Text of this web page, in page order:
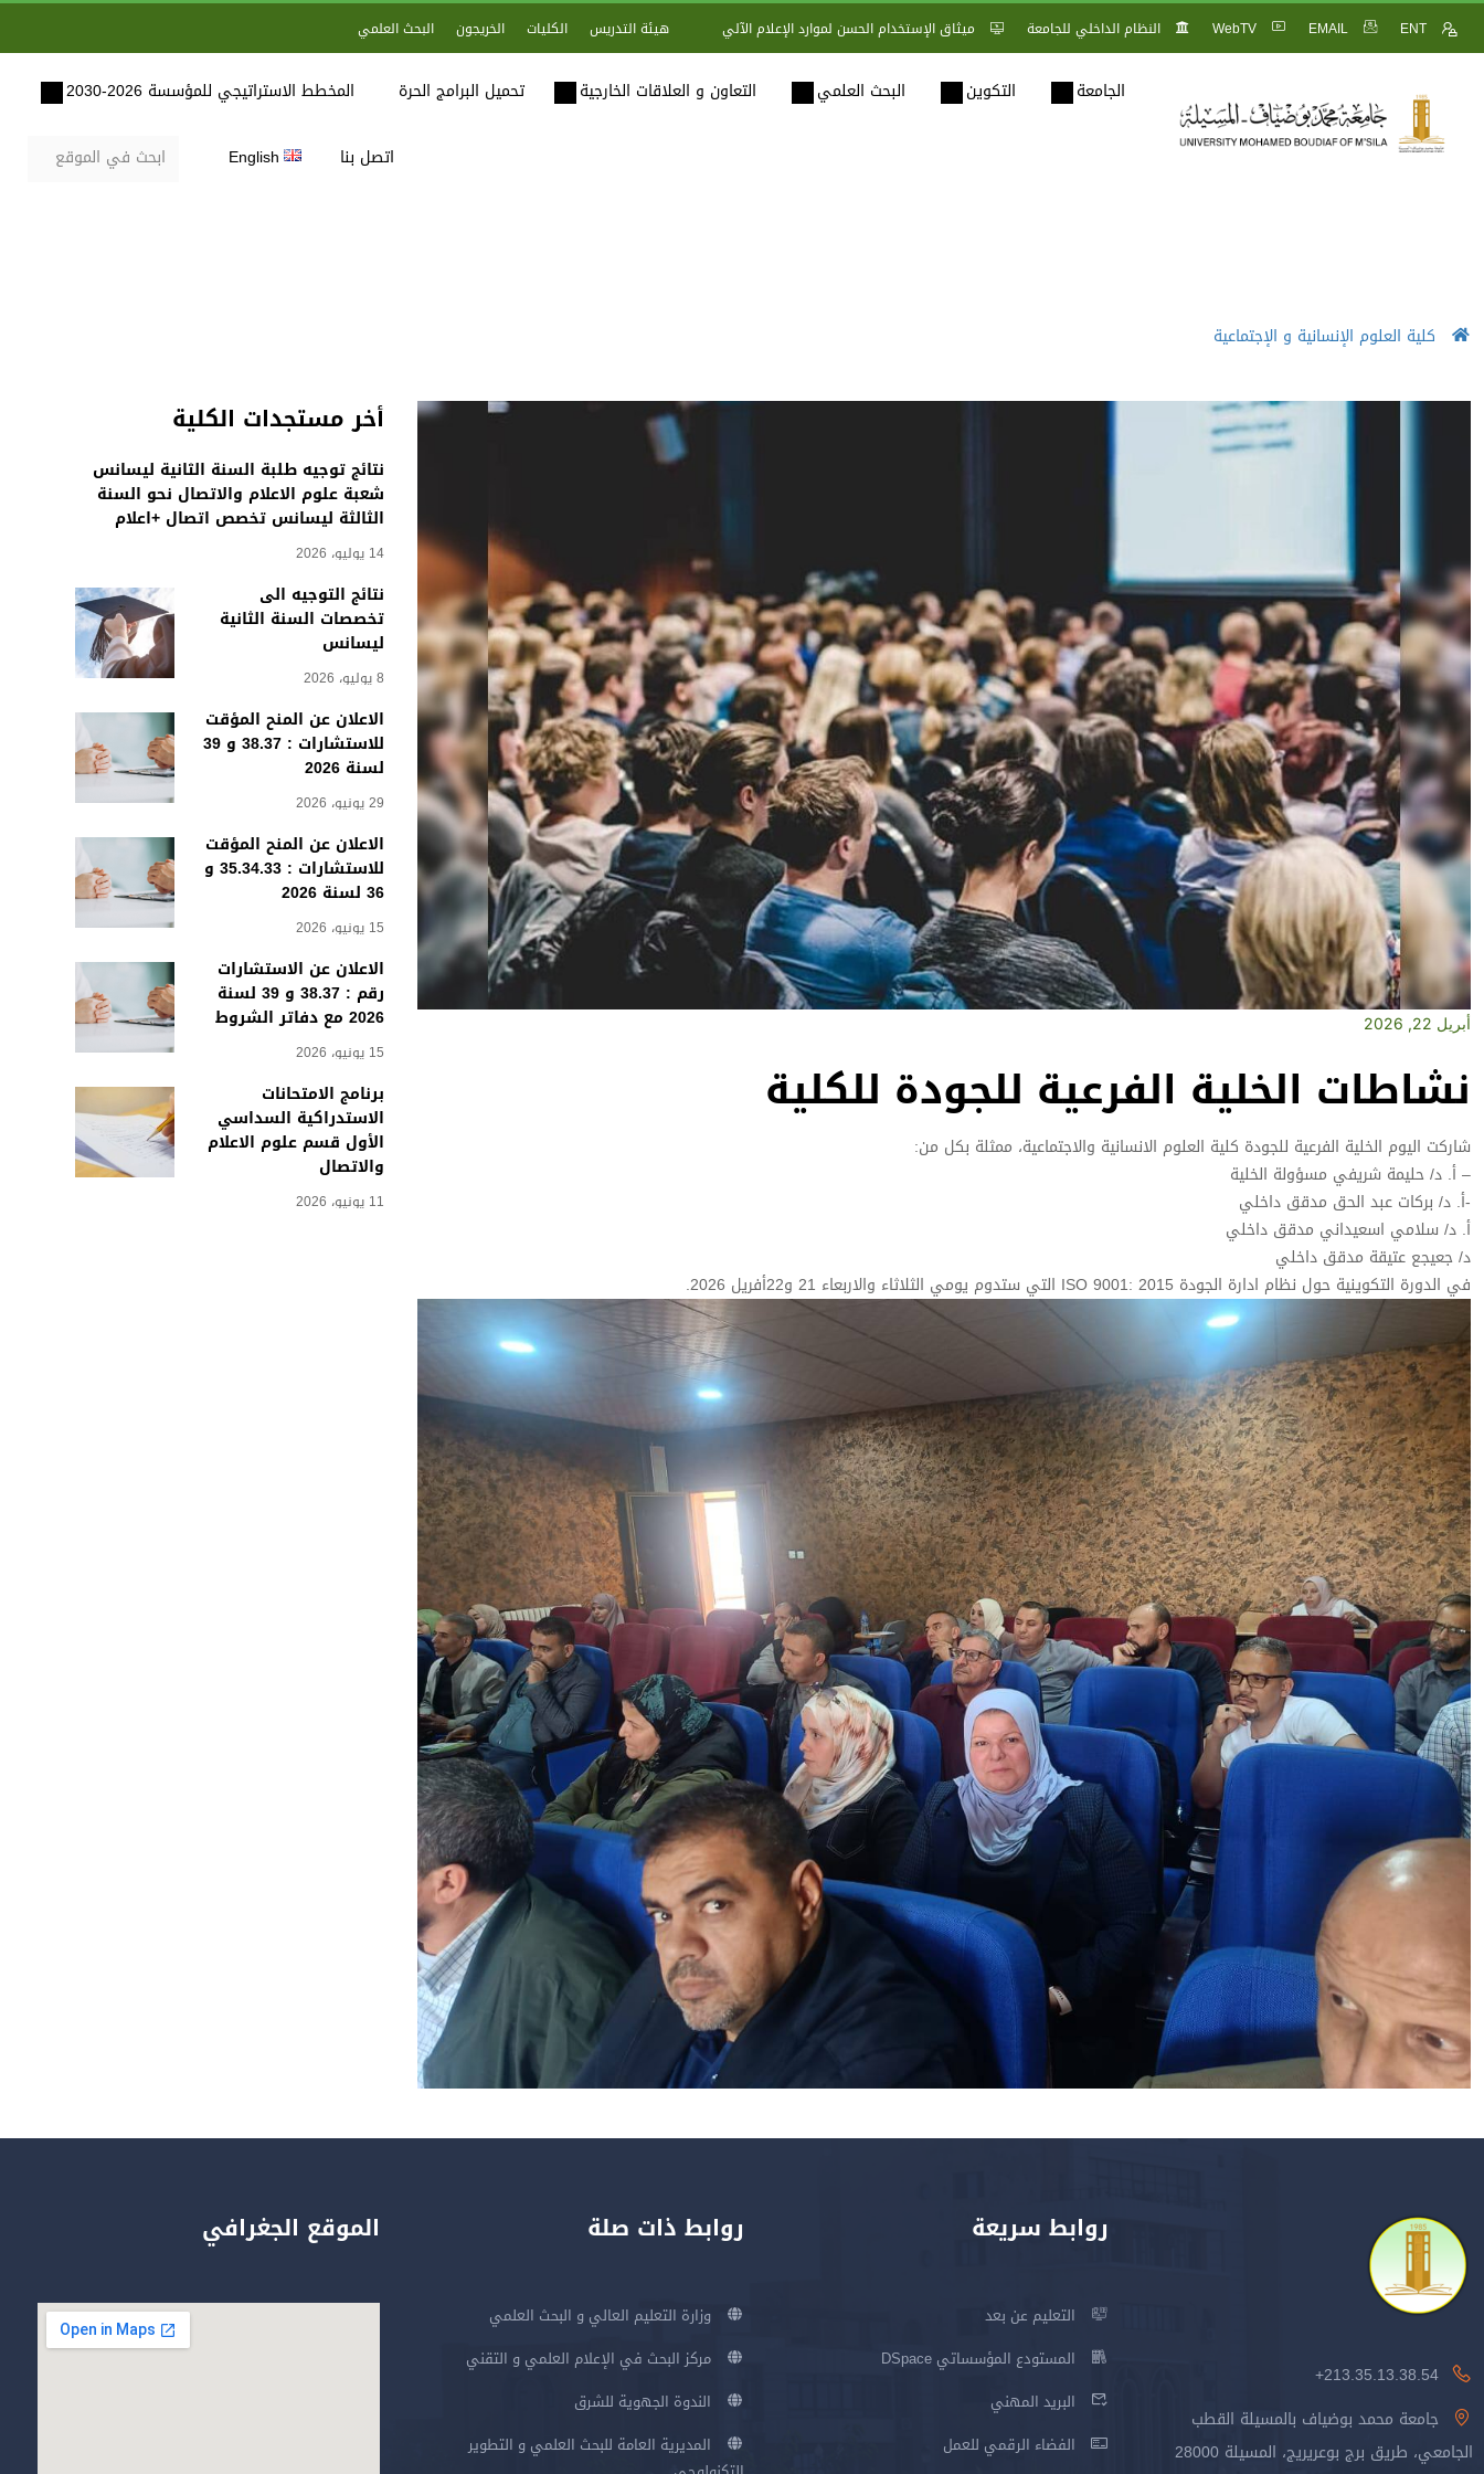
ENT
EMAIL
WebTV النظام الداخلي للجامعة ميثاق الإستخدام الحسن لموارد الإعلام الآلي هيئة التدريس الكليات الخريجون البحث العلمي
الجامعة التكوين البحث العلمي التعاون و العلاقات الخارجية تحميل البرامج الحرة المخطط الاستراتيجي للمؤسسة 2026-2030
اتصل بنا English
كلية العلوم الإنسانية و الإجتماعية
أخر مستجدات الكلية
نتائج توجيه طلبة السنة الثانية ليسانس
شعبة علوم الاعلام والاتصال نحو السنة
الثالثة ليسانس تخصص اتصال +اعلام
14 يوليو، 2026
نتائج التوجيه الى
تخصصات السنة الثانية
ليسانس
8 يوليو، 2026
الاعلان عن المنح المؤقت
للاستشارات : 38.37 و 39
لسنة 2026
29 يونيو، 2026
الاعلان عن المنح المؤقت
للاستشارات : 35.34.33 و
36 لسنة 2026
15 يونيو، 2026
الاعلان عن الاستشارات
رقم : 38.37 و 39 لسنة
2026 مع دفاتر الشروط
15 يونيو، 2026
برنامج الامتحانات
الاستدراكية السداسي
الأول قسم علوم الاعلام
والاتصال
11 يونيو، 2026
أبريل 22, 2026
نشاطات الخلية الفرعية للجودة للكلية
شاركت اليوم الخلية الفرعية للجودة كلية العلوم الانسانية والاجتماعية، ممثلة بكل من:
– أ. د/ حليمة شريفي مسؤولة الخلية
-أ. د/ بركات عبد الحق مدقق داخلي
أ. د/ سلامي اسعيداني مدقق داخلي
د/ جعيجع عتيقة مدقق داخلي
في الدورة التكوينية حول نظام ادارة الجودة ISO 9001: 2015 التي ستدوم يومي الثلاثاء والاربعاء 21 و22أفريل 2026.
213.35.13.38.54+
جامعة محمد بوضياف بالمسيلة القطب
الجامعي، طريق برج بوعريريج، المسيلة 28000
روابط سريعة
التعليم عن بعد
المستودع المؤسساتي DSpace
البريد المهني
الفضاء الرقمي للعمل
روابط ذات صلة
وزارة التعليم العالي و البحث العلمي
مركز البحث في الإعلام العلمي و التقني
الندوة الجهوية للشرق
المديرية العامة للبحث العلمي و التطوير
الموقع الجغرافي